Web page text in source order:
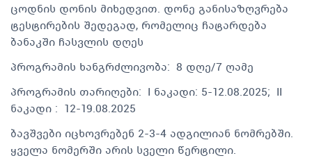
ცოდნის დონის მიხედვით. დონე განისაზღვრება
ტესტირების შედეგად, რომელიც ჩატარდება
ბანაკში ჩასვლის დღეს
პროგრამის ხანგრძლივობა: 8 დღე/7 ღამე
პროგრამის თარიღები: I ნაკადი: 5-12.08.2025; II
ნაკადი : 12-19.08.2025
ბავშვები იცხოვრებენ 2-3-4 ადგილიან ნომრებში.
ყველა ნომერში არის სველი წერტილი.